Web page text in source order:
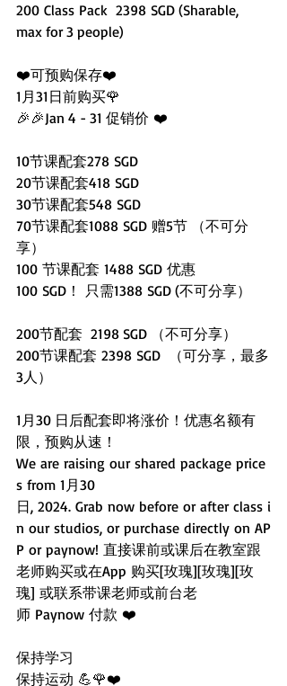
200 Class Pack  2398 SGD (Sharable,
max for 3 people)
❤️可预购保存❤️
1月31日前购买🌹
🎉🎉Jan 4 - 31 促销价 ❤️
10节课配套278 SGD
20节课配套418 SGD
30节课配套548 SGD
70节课配套1088 SGD 赠5节 （不可分
享）
100 节课配套 1488 SGD 优惠
100 SGD！ 只需1388 SGD (不可分享）
200节配套  2198 SGD （不可分享）
200节课配套 2398 SGD  （可分享，最多
3人）
1月30 日后配套即将涨价！优惠名额有
限，预购从速！
We are raising our shared package price
s from 1月30
日, 2024. Grab now before or after class i
n our studios, or purchase directly on AP
P or paynow! 直接课前或课后在教室跟
老师购买或在App 购买[玫瑰][玫瑰][玫
瑰] 或联系带课老师或前台老
师 Paynow 付款 ❤️
保持学习
保持运动 💪🌹❤️